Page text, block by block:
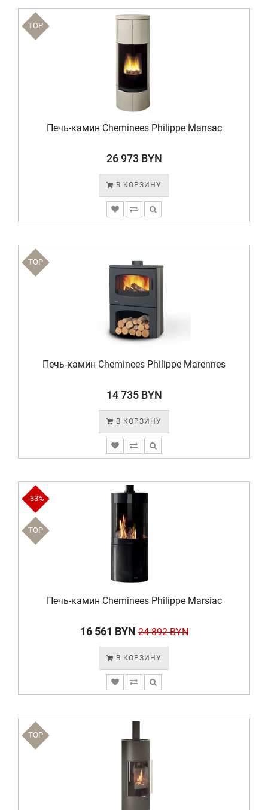
TOP
Печь-камин Cheminees Philippe Mansac
26 973 BYN
В КОРЗИНУ
TOP
Печь-камин Cheminees Philippe Marennes
14 735 BYN
В КОРЗИНУ
-33%
TOP
Печь-камин Cheminees Philippe Marsiac
16 561 BYN 24 892 BYN
В КОРЗИНУ
TOP